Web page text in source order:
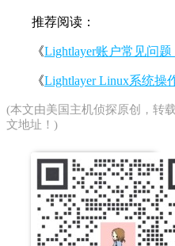
推荐阅读：
《Lightlayer账户常见问
《Lightlayer Linux系统操
(本文由美国主机侦探原创，转
文地址！)